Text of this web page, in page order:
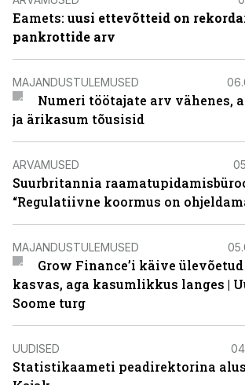
Eamets: uusi ettevõtteid on
pankrottide arv
MAJANDUSTULEMUSED
Numeri töötajate arv vähenes,
ja ärikasum tõusisid
ARVAMUSED
Suurbritannia
“Regulatiivne koormus on
MAJANDUSTULEMUSED
Grow Finance’i käive
kasvas, aga kasumlikkus langes |
Soome turg
UUDISED
Statistikaameti peadirektorina